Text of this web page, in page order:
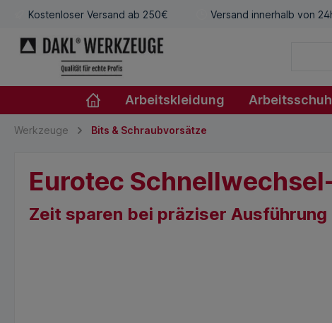
Kostenloser Versand ab 250€ Versand innerhalb von
Arbeitskleidung
Werkzeuge Bits & Schraubvorsätze
Eurotec
Zeit sparen bei präziser